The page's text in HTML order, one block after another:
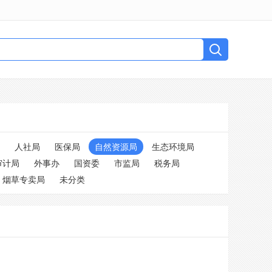
人社局 医保局 自然资源局
生态环境局
计局
外事办 国资委 市监局
税务局
烟草专卖局
未分类